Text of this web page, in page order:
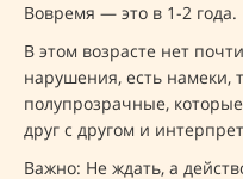
Вовремя — это в 1-2 года.
В этом возрасте нет
нарушения, есть намеки,
полупрозрачные,
друг с другом и
Важно: Не ждать, а